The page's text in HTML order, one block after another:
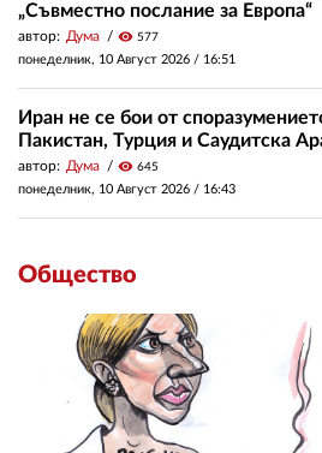
„Съвместно послание за Европа“
автор: Дума visibility 577
понеделник, 10 Август 2026 / 16:51
Иран не се бои от
Пакистан, Турция и Саудитска
автор: Дума visibility 645
понеделник, 10 Август 2026 / 16:43
Общество